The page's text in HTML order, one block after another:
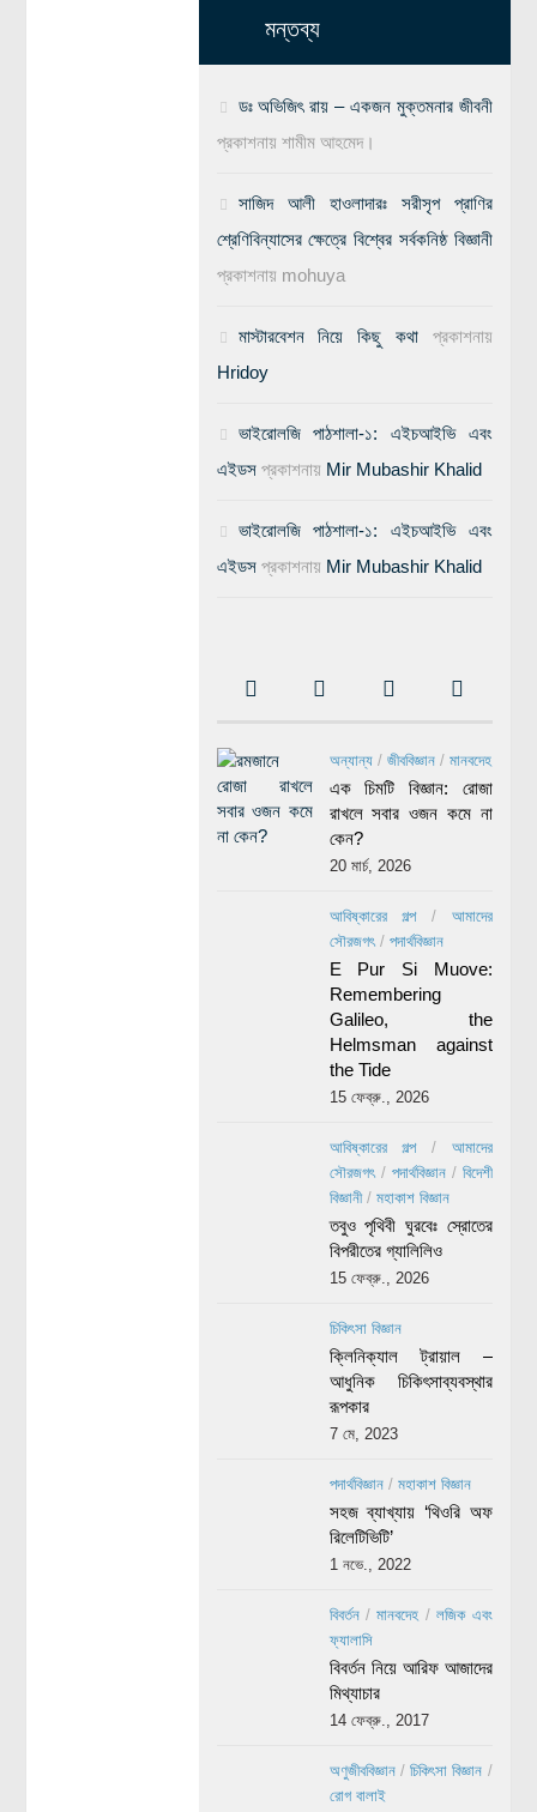
মন্তব্য
ডঃ অভিজিৎ রায় – একজন মুক্তমনার জীবনী
প্রকাশনায় শামীম আহমেদ।
সাজিদ আলী হাওলাদারঃ সরীসৃপ প্রাণির
শ্রেণিবিন্যাসের ক্ষেত্রে বিশ্বের সর্বকনিষ্ঠ বিজ্ঞানী
প্রকাশনায় mohuya
মাস্টারবেশন নিয়ে কিছু কথাপ্রকাশনায়
Hridoy
ভাইরোলজি পাঠশালা-১: এইচআইভি এবং
এইডসপ্রকাশনায় Mir Mubashir Khalid
ভাইরোলজি পাঠশালা-১: এইচআইভি এবং
এইডসপ্রকাশনায় Mir Mubashir Khalid
অন্যান্য/ জীববিজ্ঞান/ মানবদেহ
এক চিমটি বিজ্ঞান: রোজা
রাখলে সবার ওজন কমে না
কেন?
20 মার্চ, 2026
আবিষ্কারের গল্প/ আমাদের
সৌরজগৎ/ পদার্থবিজ্ঞান
E Pur Si Muove:
Remembering
Galileo, the
Helmsman against
the Tide
15 ফেব্রু., 2026
আবিষ্কারের গল্প/ আমাদের
সৌরজগৎ/ পদার্থবিজ্ঞান/ বিদেশী
বিজ্ঞানী/ মহাকাশ বিজ্ঞান
তবুও পৃথিবী ঘুরবেঃ স্রোতের
বিপরীতের গ্যালিলিও
15 ফেব্রু., 2026
চিকিৎসা বিজ্ঞান
ক্লিনিক্যাল ট্রায়াল –
আধুনিক চিকিৎসাব্যবস্থার
রূপকার
7 মে, 2023
পদার্থবিজ্ঞান/ মহাকাশ বিজ্ঞান
সহজ ব্যাখ্যায় ‘থিওরি অফ
রিলেটিভিটি’
1 নভে., 2022
বিবর্তন/মানবদেহ /লজিক এবং
ফ্যালাসি
বিবর্তন নিয়ে আরিফ আজাদের
মিথ্যাচার
14 ফেব্রু., 2017
অণুজীববিজ্ঞান/চিকিৎসা বিজ্ঞান /
রোগ বালাই